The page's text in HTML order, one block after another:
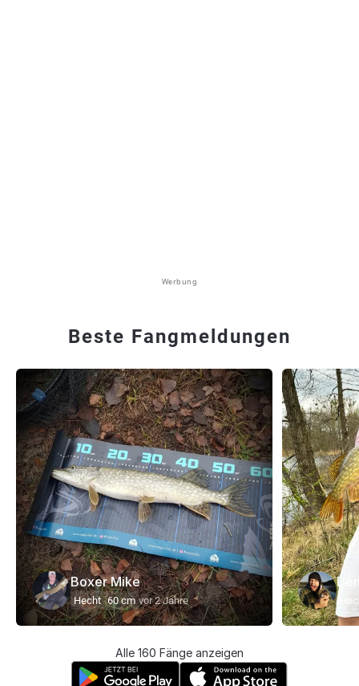
Werbung
Beste Fangmeldungen
Boxer Mike
Hecht 60 cm vor 2 Jahre
Alle 160 Fänge anzeigen